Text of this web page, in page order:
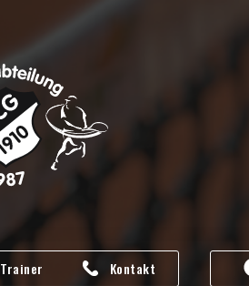
Trainer Kontakt